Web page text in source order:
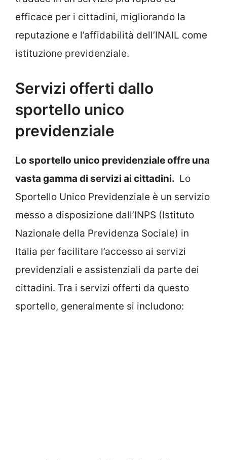
efficace per i cittadini, migliorando la
reputazione e l’affidabilità dell’INAIL come
istituzione previdenziale.
Servizi offerti dallo
sportello unico
previdenziale
Lo sportello unico previdenziale offre una
vasta gamma di servizi ai cittadini. Lo
Sportello Unico Previdenziale è un servizio
messo a disposizione dall’INPS (Istituto
Nazionale della Previdenza Sociale) in
Italia per facilitare l’accesso ai servizi
previdenziali e assistenziali da parte dei
cittadini. Tra i servizi offerti da questo
sportello, generalmente si includono: